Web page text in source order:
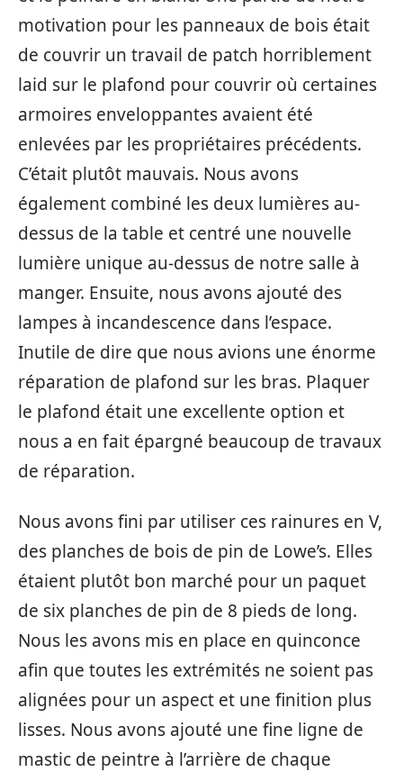
motivation pour les panneaux de bois était
de couvrir un travail de patch horriblement
laid sur le plafond pour couvrir où certaines
armoires enveloppantes avaient été
enlevées par les propriétaires précédents.
C’était plutôt mauvais. Nous avons
également combiné les deux lumières au-
dessus de la table et centré une nouvelle
lumière unique au-dessus de notre salle à
manger. Ensuite, nous avons ajouté des
lampes à incandescence dans l’espace.
Inutile de dire que nous avions une énorme
réparation de plafond sur les bras. Plaquer
le plafond était une excellente option et
nous a en fait épargné beaucoup de travaux
de réparation.
Nous avons fini par utiliser ces rainures en V,
des planches de bois de pin de Lowe’s. Elles
étaient plutôt bon marché pour un paquet
de six planches de pin de 8 pieds de long.
Nous les avons mis en place en quinconce
afin que toutes les extrémités ne soient pas
alignées pour un aspect et une finition plus
lisses. Nous avons ajouté une fine ligne de
mastic de peintre à l’arrière de chaque